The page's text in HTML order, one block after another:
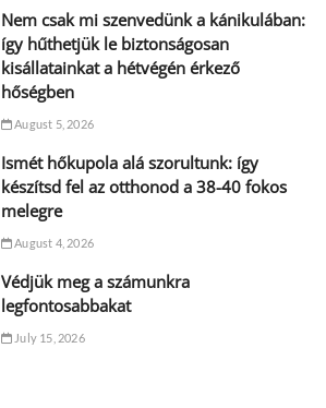
Nem csak mi szenvedünk a kánikulában:
így hűthetjük le biztonságosan
kisállatainkat a hétvégén érkező
hőségben
August 5, 2026
Ismét hőkupola alá szorultunk: így
készítsd fel az otthonod a 38-40 fokos
melegre
August 4, 2026
Védjük meg a számunkra
legfontosabbakat
July 15, 2026